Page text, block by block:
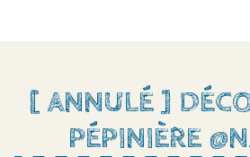
[ ANNULÉ ]
PÉPINIÈRE